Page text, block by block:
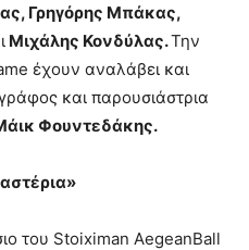
Γρηγόρης Μπάκας,
Μιχάλης Κονδύλας.Την
έχουν αναλάβει και
και παρουσιάστρια
Φουντεδάκης.
του Stoiximan AegeanBall